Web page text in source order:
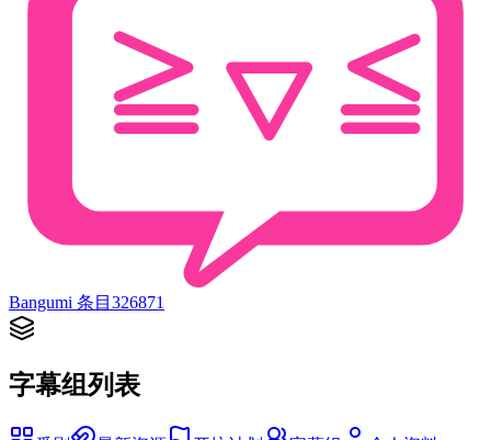
Bangumi 条目 326871
字幕组列表